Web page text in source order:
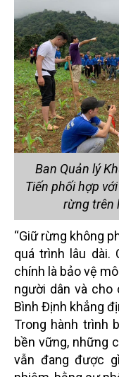
Ban Quản lý
Tiến phối hợp
rừng trên
“Giữ rừng không
quá trình lâu dài.
chính là bảo vệ
người dân và cho
Bình Định khẳng
Trong hành trình
bền vững, những
vẫn đang được